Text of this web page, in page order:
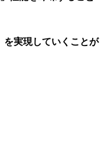
実現していくことが